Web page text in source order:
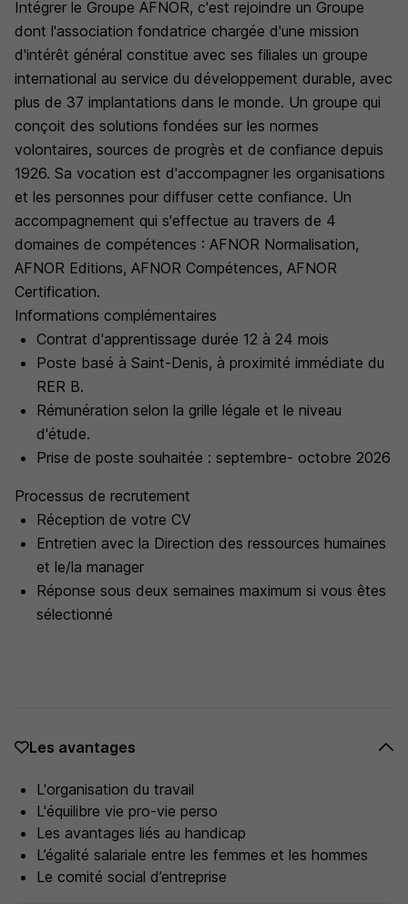
Intégrer le Groupe AFNOR, c'est rejoindre un Groupe
dont l'association fondatrice chargée d'une mission
d'intérêt général constitue avec ses filiales un groupe
international au service du développement durable, avec
plus de 37 implantations dans le monde. Un groupe qui
conçoit des solutions fondées sur les normes
volontaires, sources de progrès et de confiance depuis
1926. Sa vocation est d'accompagner les organisations
et les personnes pour diffuser cette confiance. Un
accompagnement qui s'effectue au travers de 4
domaines de compétences : AFNOR Normalisation,
AFNOR Editions, AFNOR Compétences, AFNOR
Certification.
Informations complémentaires
Contrat d'apprentissage durée 12 à 24 mois
Poste basé à Saint-Denis, à proximité immédiate du
RER B.
Rémunération selon la grille légale et le niveau
d'étude.
Prise de poste souhaitée : septembre- octobre 2026
Processus de recrutement
Réception de votre CV
Entretien avec la Direction des ressources humaines
et le/la manager
Réponse sous deux semaines maximum si vous êtes
sélectionné
Les avantages
L'organisation du travail
L'équilibre vie pro-vie perso
Les avantages liés au handicap
L’égalité salariale entre les femmes et les hommes
Le comité social d’entreprise